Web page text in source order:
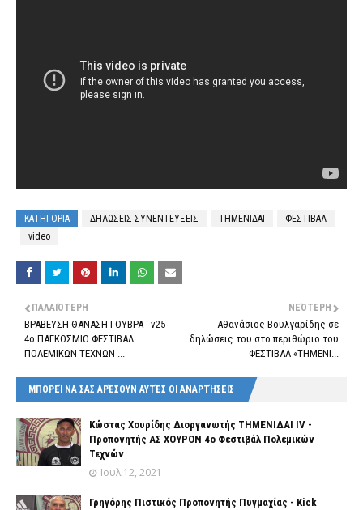
ΚΑΤΗΓΟΡΙΑ ΔΗΛΩΣΕΙΣ-ΣΥΝΕΝΤΕΥΞΕΙΣ ΤΗΜΕΝΙΔΑΙ
ΦΕΣΤΙΒΑΛ
video
ΝΕΌΤΕΡΗ
Αθανάσιος Βουλγαρίδης σε
δηλώσεις του στο περιθώριο του
ΦΕΣΤΙΒΑΛ «ΤΗΜΕΝΙ...
ΠΑΛΑΙΌΤΕΡΗ
ΒΡΑΒΕΥΣΗ ΘΑΝΑΣΗ ΓΟΥΒΡΑ - v25 -
4ο ΠΑΓΚΟΣΜΙΟ ΦΕΣΤΙΒΑΛ
ΠΟΛΕΜΙΚΩΝ ΤΕΧΝΩΝ ...
ΜΠΟΡΕΊ ΝΑ ΣΑΣ ΑΡΈΣΟΥΝ ΑΥΤΈΣ ΟΙ ΑΝΑΡΤΉΣΕΙΣ
Κώστας Χουρίδης Διοργανωτής ΤΗΜΕΝΙΔΑΙ IV -
Προπονητής ΑΣ ΧΟΥΡΟΝ 4o Φεστιβάλ Πολεμικών
Τεχνών
Ιουλ 12, 2021
Γρηγόρης Πιστικός Προπονητής Πυγμαχίας - Kick